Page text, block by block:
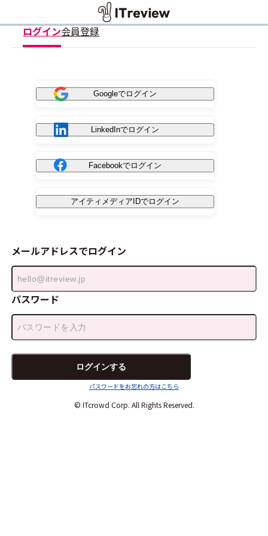
ログイン会員登録
Googleでログイン
LinkedInでログイン
Facebookでログイン
アイティメディアIDでログイン
メールアドレスでログイン
パスワード
パスワードをお忘れの方はこちら
© ITcrowd Corp. All Rights Reserved.